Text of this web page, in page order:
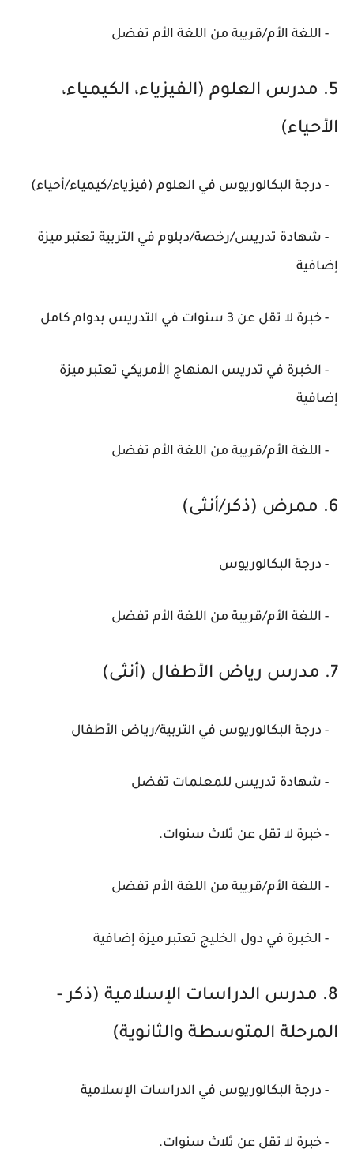
- اللغة الأم/قريبة من اللغة الأم تفضل
5. مدرس العلوم (الفيزياء، الكيمياء،
الأحياء)
- درجة البكالوريوس في العلوم (فيزياء/كيمياء/أحياء)
- شهادة تدريس/رخصة/دبلوم في التربية تعتبر ميزة
إضافية
- خبرة لا تقل عن 3 سنوات في التدريس بدوام كامل
- الخبرة في تدريس المنهاج الأمريكي تعتبر ميزة
إضافية
- اللغة الأم/قريبة من اللغة الأم تفضل
6. ممرض (ذكر/أنثى)
- درجة البكالوريوس
- اللغة الأم/قريبة من اللغة الأم تفضل
7. مدرس رياض الأطفال (أنثى)
- درجة البكالوريوس في التربية/رياض الأطفال
- شهادة تدريس للمعلمات تفضل
- خبرة لا تقل عن ثلاث سنوات.
- اللغة الأم/قريبة من اللغة الأم تفضل
- الخبرة في دول الخليج تعتبر ميزة إضافية
8. مدرس الدراسات الإسلامية (ذكر -
المرحلة المتوسطة والثانوية)
- درجة البكالوريوس في الدراسات الإسلامية
- خبرة لا تقل عن ثلاث سنوات.